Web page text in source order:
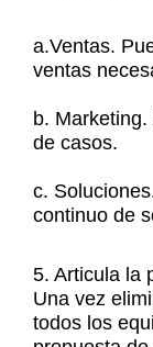
a.Ventas.
ventas
b.
de casos.
c.
continuo de
5. Articula la
Una vez
todos los